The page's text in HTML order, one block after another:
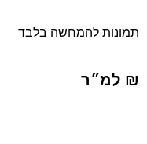
תמונות להמחשה בלבד
₪ למ״ר